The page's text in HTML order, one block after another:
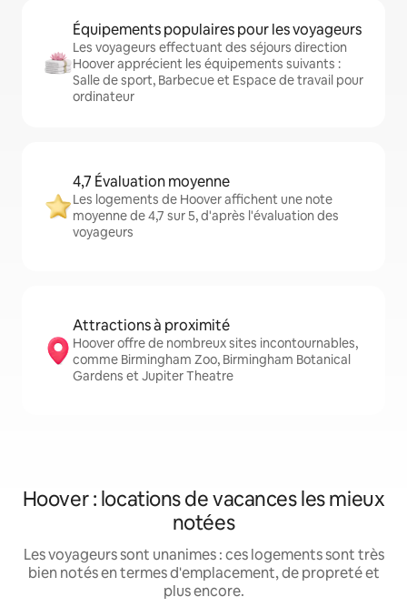
Équipements populaires pour les voyageurs
Les voyageurs effectuant des séjours direction
Hoover apprécient les équipements suivants :
Salle de sport, Barbecue et Espace de travail pour
ordinateur
4,7 Évaluation moyenne
Les logements de Hoover affichent une note
moyenne de 4,7 sur 5, d'après l'évaluation des
voyageurs
Attractions à proximité
Hoover offre de nombreux sites incontournables,
comme Birmingham Zoo, Birmingham Botanical
Gardens et Jupiter Theatre
Hoover : locations de vacances les mieux
notées
Les voyageurs sont unanimes : ces logements sont très
bien notés en termes d'emplacement, de propreté et
plus encore.